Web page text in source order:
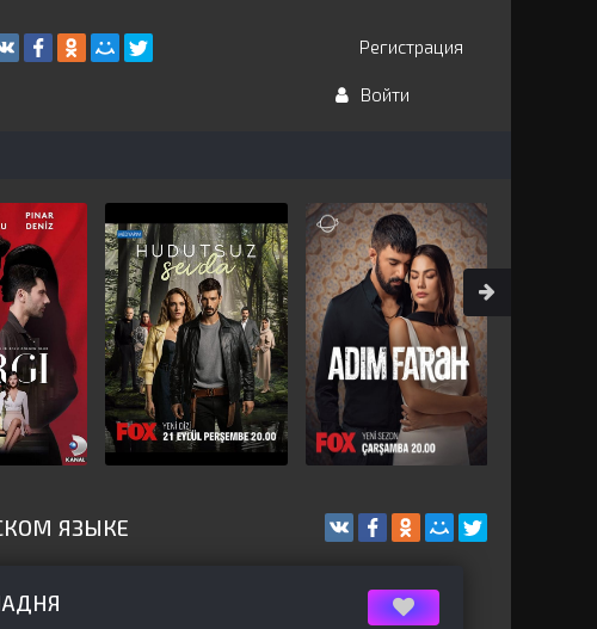
ЯЗЫКЕ
Регистрация
Войти